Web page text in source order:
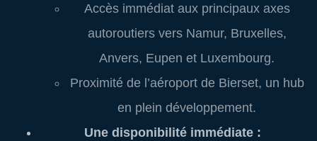
Accès immédiat aux principaux axes
autoroutiers vers Namur, Bruxelles,
Anvers, Eupen et Luxembourg.
Proximité de l’aéroport de Bierset, un hub
en plein développement.
Une disponibilité immédiate :